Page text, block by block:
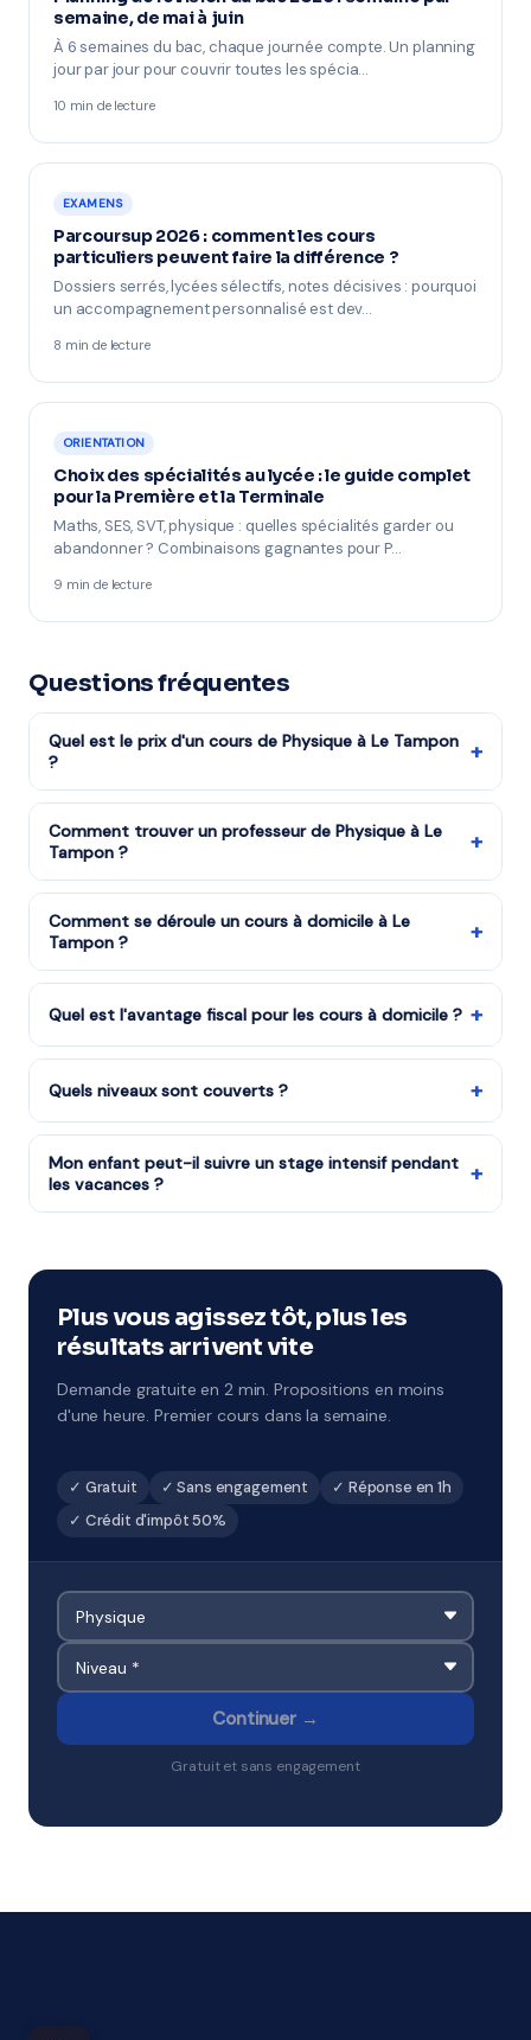
semaine, de mai à juin
À 6 semaines du bac, chaque journée compte. Un planning
jour par jour pour couvrir toutes les spécia…
10 min de lecture
EXAMENS
Parcoursup 2026 : comment les cours
particuliers peuvent faire la différence ?
Dossiers serrés, lycées sélectifs, notes décisives : pourquoi
un accompagnement personnalisé est dev…
8 min de lecture
ORIENTATION
Choix des spécialités au lycée : le guide complet
pour la Première et la Terminale
Maths, SES, SVT, physique : quelles spécialités garder ou
abandonner ? Combinaisons gagnantes pour P…
9 min de lecture
Questions fréquentes
Quel est le prix d'un cours de Physique à Le Tampon
?
+
Les tarifs dépendent de la matière, du niveau et de la
formule choisie. Notre organisme partenaire est agréé
services à la personne : vous bénéficiez du crédit
d'impôt de 50%. Remplissez le formulaire pour recevoir
un devis gratuit.
Comment trouver un professeur de Physique à Le
Tampon ?
+
Remplissez notre formulaire en 2 minutes. Notre équipe
vous met en relation avec notre organisme partenaire
à Le Tampon et vous recevez des propositions en
moins d'une heure. Service gratuit et sans engagement.
Comment se déroule un cours à domicile à Le
Tampon ?
+
Le professeur arrive à votre domicile à Le Tampon avec
tout le matériel nécessaire. La séance dure
l'élève en confiance.
Quel est l'avantage fiscal pour les cours à domicile ? +
L'État rembourse la moitié du coût des cours à
domicile grâce au crédit d'impôt services à la personne
crédit d'impôt est disponible dès le premier cours.
Quels niveaux sont couverts ? +
Tous les niveaux : CP au CM2, 6ème à 3ème, Seconde à
Terminale, études supérieures et adultes.
Mon enfant peut-il suivre un stage intensif pendant
les vacances ?
+
ciblé. À Le Tampon et environs.
Plus vous agissez tôt, plus les
résultats arrivent vite
Demande gratuite en 2 min. Propositions en moins
d'une heure. Premier cours dans la semaine.
✓ Gratuit ✓ Sans engagement
✓ Réponse en 1h
✓ Crédit d'impôt 50%
Continuer →
Gratuit et sans engagement